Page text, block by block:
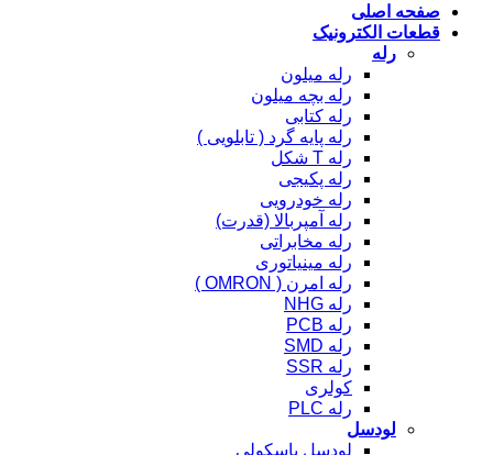
صفحه اصلی
قطعات الکترونیک
رله
رله میلون
رله بچه میلون
رله کتابی
رله پایه گرد ( تابلویی )
رله T شکل
رله پکیجی
رله خودرویی
رله آمپربالا (قدرت)
رله مخابراتی
رله مینیاتوری
رله امرن ( OMRON )
رله NHG
رله PCB
رله SMD
رله SSR
کولری
رله PLC
لودسل
لودسل باسکولی